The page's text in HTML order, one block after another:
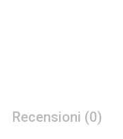
Recensioni (0)